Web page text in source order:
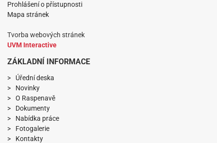
Prohlášení o přístupnosti
Mapa stránek
Tvorba webových stránek
UVM Interactive
ZÁKLADNÍ INFORMACE
Úřední deska
Novinky
O Raspenavě
Dokumenty
Nabídka práce
Fotogalerie
Kontakty